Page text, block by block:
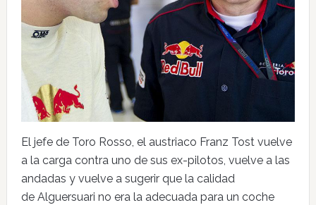
El jefe de Toro Rosso, el austriaco Franz Tost vuelve
a la carga contra uno de sus ex-pilotos, vuelve a las
andadas y vuelve a sugerir que la calidad
de Alguersuari no era la adecuada para un coche